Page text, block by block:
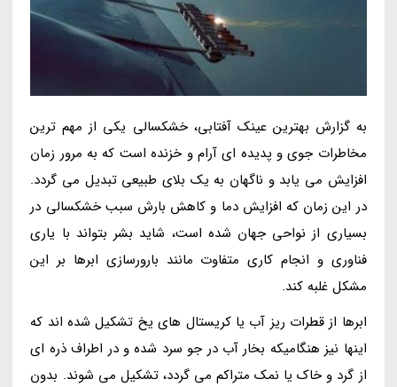
به گزارش بهترین عینک آفتابی، خشکسالی یکی از مهم ترین
مخاطرات جوی و پدیده ای آرام و خزنده است که به مرور زمان
افزایش می یابد و ناگهان به یک بلای طبیعی تبدیل می گردد.
در این زمان که افزایش دما و کاهش بارش سبب خشکسالی در
بسیاری از نواحی جهان شده است، شاید بشر بتواند با یاری
فناوری و انجام کاری متفاوت مانند بارورسازی ابرها بر این
مشکل غلبه کند.
ابرها از قطرات ریز آب یا کریستال های یخ تشکیل شده اند که
اینها نیز هنگامیکه بخار آب در جو سرد شده و در اطراف ذره ای
از گرد و خاک یا نمک متراکم می گردد، تشکیل می شوند. بدون